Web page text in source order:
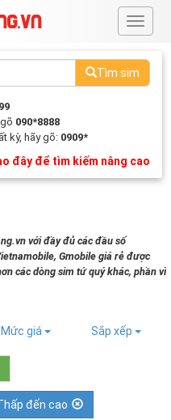
#
Tìm sim
090*8888
kỳ, hãy gõ: 0909*
đây để tìm kiếm nâng cao
với đầy đủ các đầu số
Gmobile giá rẻ được
các dòng sim tứ quý khác, phần vì
Mức giá Sắp xếp
đến cao